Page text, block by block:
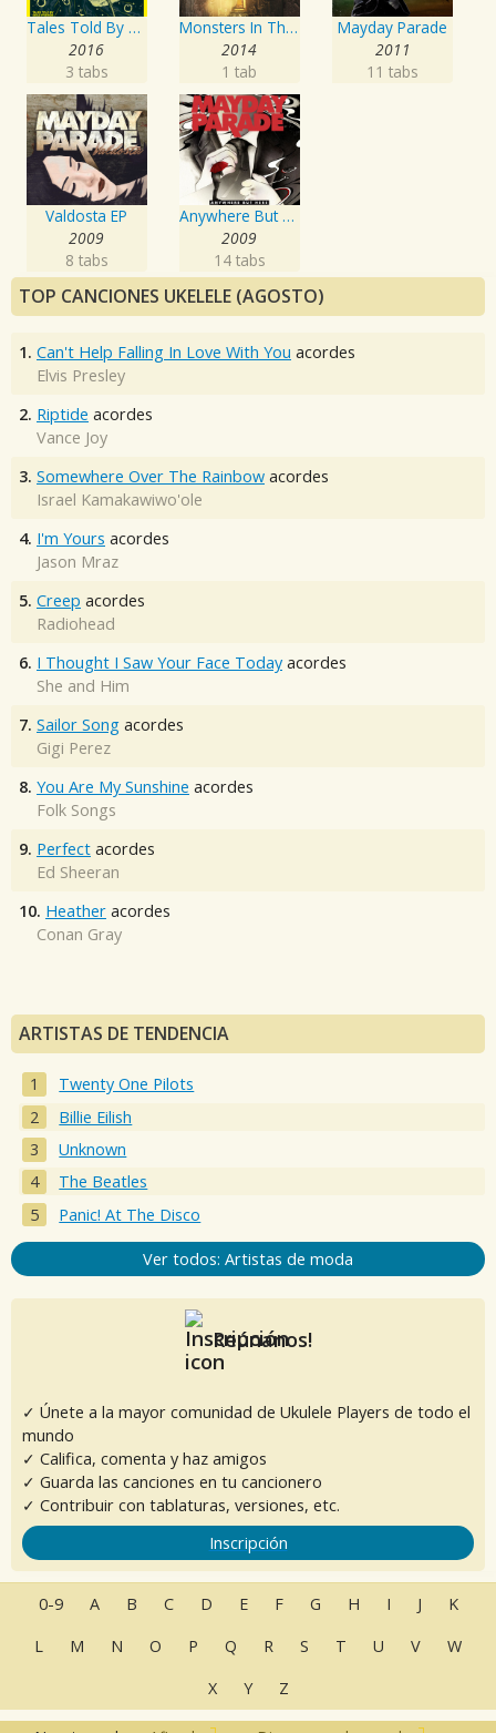
Tales Told By Dead Friends
2016
3 tabs
Monsters In The Closet
2014
1 tab
Mayday Parade
2011
11 tabs
Valdosta EP
2009
8 tabs
Anywhere But Here
2009
14 tabs
TOP CANCIONES UKELELE (AGOSTO)
1. Can't Help Falling In Love With You acordes
Elvis Presley
2. Riptide acordes
Vance Joy
3. Somewhere Over The Rainbow acordes
Israel Kamakawiwo'ole
4. I'm Yours acordes
Jason Mraz
5. Creep acordes
Radiohead
6. I Thought I Saw Your Face Today acordes
She and Him
7. Sailor Song acordes
Gigi Perez
8. You Are My Sunshine acordes
Folk Songs
9. Perfect acordes
Ed Sheeran
10. Heather acordes
Conan Gray
ARTISTAS DE TENDENCIA
Twenty One Pilots
Billie Eilish
Unknown
The Beatles
Panic! At The Disco
Ver todos: Artistas de moda
Reúnanos!
✓ Únete a la mayor comunidad de Ukulele Players de todo el
mundo
✓ Califica, comenta y haz amigos
✓ Guarda las canciones en tu cancionero
✓ Contribuir con tablaturas, versiones, etc.
Inscripción
0-9 A B C D E F G H I J
K
L
M N O P Q R S T U V
W
X
Y Z